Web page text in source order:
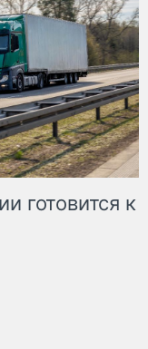
готовится к